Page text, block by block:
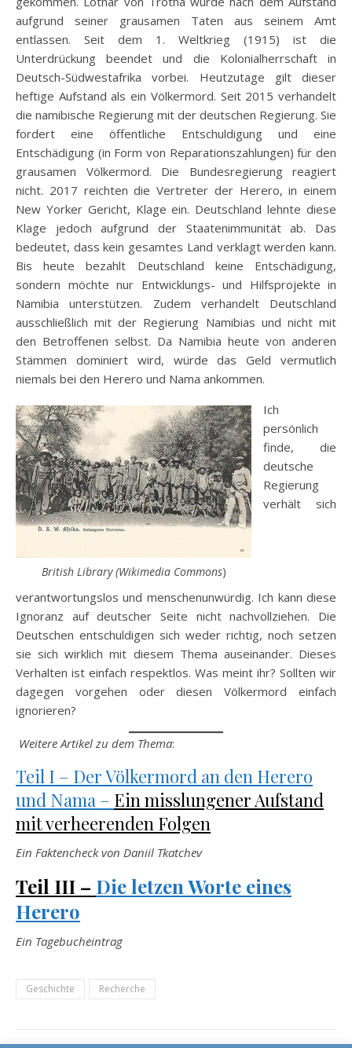
aufgrund seiner grausamen Taten aus seinem Amt
entlassen. Seit dem 1. Weltkrieg (1915) ist die
Unterdrückung beendet und die Kolonialherrschaft in
Deutsch-Südwestafrika vorbei. Heutzutage gilt dieser
heftige Aufstand als ein Völkermord. Seit 2015 verhandelt
die namibische Regierung mit der deutschen Regierung. Sie
fordert eine öffentliche Entschuldigung und eine
Entschädigung (in Form von Reparationszahlungen) für den
grausamen Völkermord. Die Bundesregierung reagiert
nicht. 2017 reichten die Vertreter der Herero, in einem
New Yorker Gericht, Klage ein. Deutschland lehnte diese
Klage jedoch aufgrund der Staatenimmunität ab. Das
bedeutet, dass kein gesamtes Land verklagt werden kann.
Bis heute bezahlt Deutschland keine Entschädigung,
sondern möchte nur Entwicklungs- und Hilfsprojekte in
Namibia unterstützen. Zudem verhandelt Deutschland
ausschließlich mit der Regierung Namibias und nicht mit
den Betroffenen selbst. Da Namibia heute von anderen
Stämmen dominiert wird, würde das Geld vermutlich
niemals bei den Herero und Nama ankommen.
British Library (Wikimedia Commons)
Ich
persönlich
finde, die
deutsche
Regierung
verhält sich
verantwortungslos und menschenunwürdig. Ich kann diese
Ignoranz auf deutscher Seite nicht nachvollziehen. Die
Deutschen entschuldigen sich weder richtig, noch setzen
sie sich wirklich mit diesem Thema auseinander. Dieses
Verhalten ist einfach respektlos. Was meint ihr? Sollten wir
dagegen vorgehen oder diesen Völkermord einfach
ignorieren?
Weitere Artikel zu dem Thema:
Teil I – Der Völkermord an den Herero
und Nama – Ein misslungener Aufstand
mit verheerenden Folgen
Ein Faktencheck von Daniil Tkatchev
Teil III – Die letzen Worte eines
Herero
Ein Tagebucheintrag
Geschichte Recherche